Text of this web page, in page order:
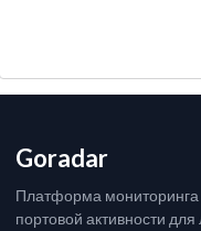
Goradar
Платформа
портовой активности